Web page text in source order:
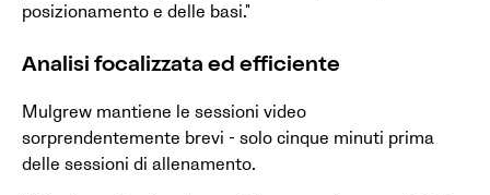
posizionamento e delle basi."
Analisi focalizzata ed efficiente
Mulgrew mantiene le sessioni video
sorprendentemente brevi - solo cinque minuti prima
delle sessioni di allenamento.